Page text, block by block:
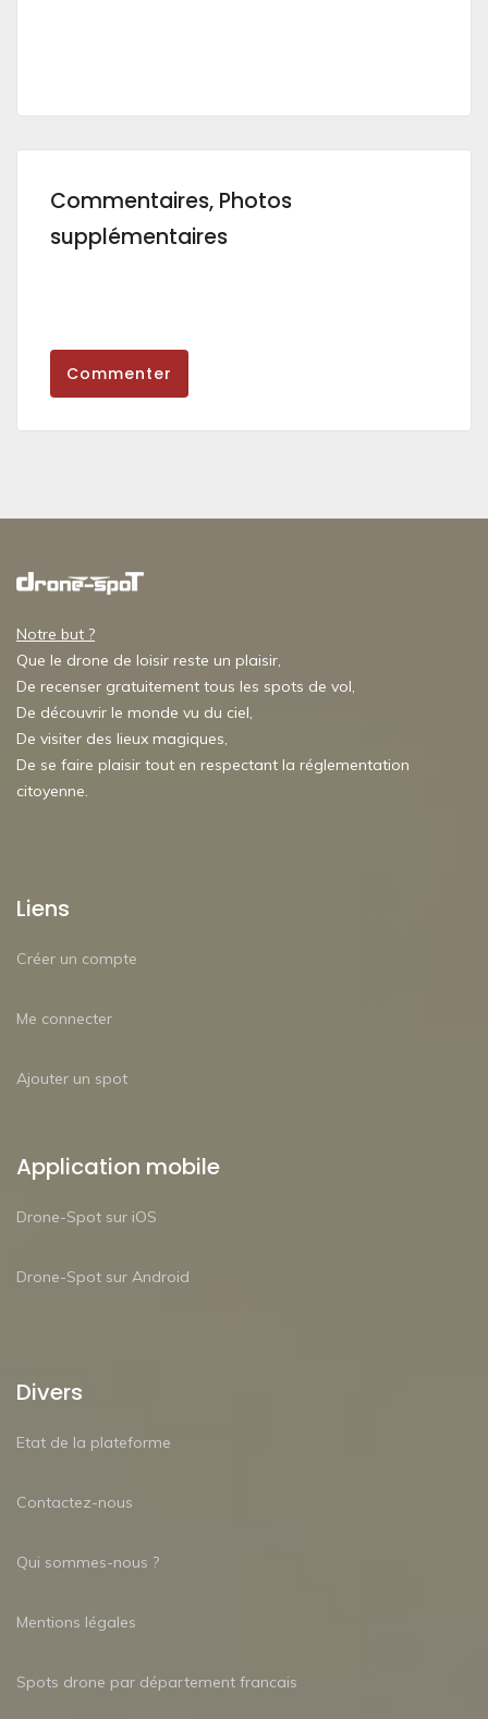
Commentaires, Photos
supplémentaires
Commenter
Notre but ?
Que le drone de loisir reste un plaisir,
De recenser gratuitement tous les spots de vol,
De découvrir le monde vu du ciel,
De visiter des lieux magiques,
De se faire plaisir tout en respectant la réglementation
citoyenne.
Liens
Créer un compte
Me connecter
Ajouter un spot
Application mobile
Drone-Spot sur iOS
Drone-Spot sur Android
Divers
Etat de la plateforme
Contactez-nous
Qui sommes-nous ?
Mentions légales
Spots drone par département francais